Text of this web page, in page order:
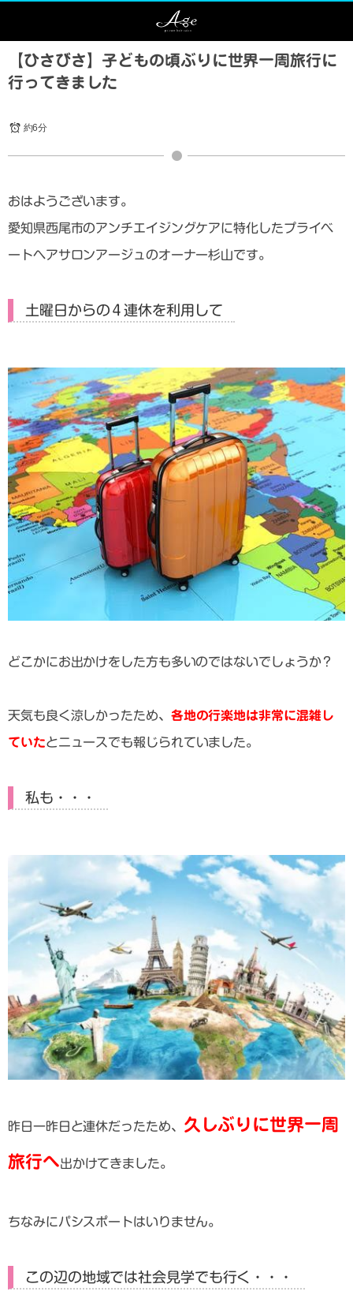
【ひさびさ】子どもの頃ぶりに世界一周旅行に
行ってきました
約6分
おはようございます。
愛知県西尾市のアンチエイジングケアに特化したプライベ
ートヘアサロンアージュのオーナー杉山です。
土曜日からの４連休を利用して
どこかにお出かけをした方も多いのではないでしょうか？
天気も良く涼しかったため、 各地の行楽地は非常に混雑し
ていたとニュースでも報じられていました。
私も・・・
昨日一昨日と連休だったため、 久しぶりに世界一周
旅行へ出かけてきました。
ちなみにパシスポートはいりません。
この辺の地域では社会見学でも行く・・・